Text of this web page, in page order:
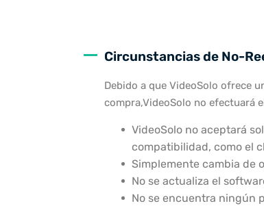
Circunstancias de No-
Debido a que VideoSolo ofrece
compra,VideoSolo no efectuará
VideoSolo no aceptará
compatibilidad, como el
Simplemente cambia de
No se actualiza el
No se encuentra ningún